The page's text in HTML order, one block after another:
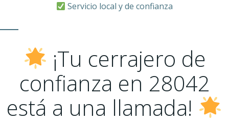
Servicio local y de confianza
¡Tu cerrajero de
confianza en 28042
está a una llamada!